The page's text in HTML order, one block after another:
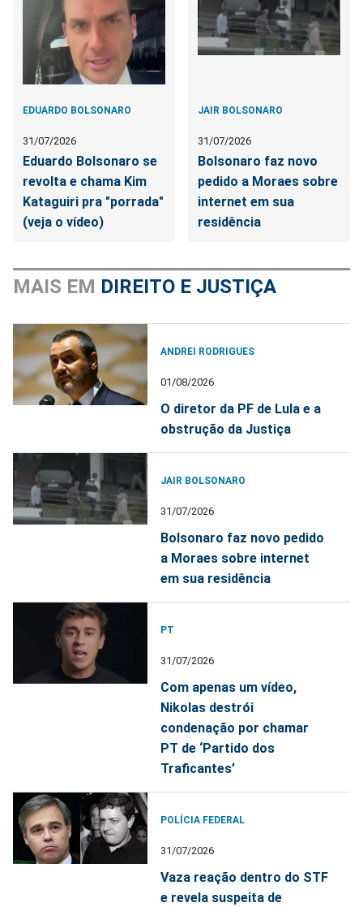
EDUARDO BOLSONARO
31/07/2026
Eduardo Bolsonaro se
revolta e chama Kim
Kataguiri pra "porrada"
(veja o vídeo)
JAIR BOLSONARO
31/07/2026
Bolsonaro faz novo
pedido a Moraes sobre
internet em sua
residência
MAIS EM DIREITO E JUSTIÇA
ANDREI RODRIGUES
01/08/2026
O diretor da PF de Lula e a
obstrução da Justiça
JAIR BOLSONARO
31/07/2026
Bolsonaro faz novo pedido
a Moraes sobre internet
em sua residência
PT
31/07/2026
Com apenas um vídeo,
Nikolas destrói
condenação por chamar
PT de ‘Partido dos
Traficantes’
POLÍCIA FEDERAL
31/07/2026
Vaza reação dentro do STF
e revela suspeita de